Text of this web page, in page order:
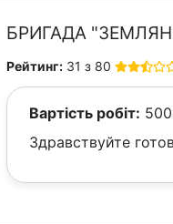
БРИГАДА
Рейтинг: 31 з 80
Вартість робіт:
Здравствуйте